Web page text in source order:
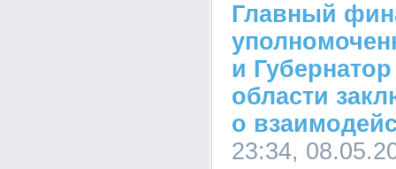
Главный
и
области
о
23:34,